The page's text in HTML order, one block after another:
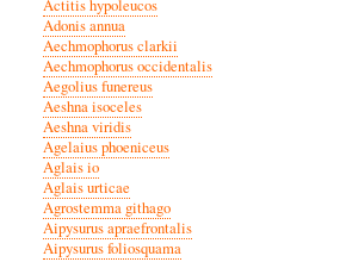
Actitis hypoleucos
Adonis annua
Aechmophorus clarkii
Aechmophorus occidentalis
Aegolius funereus
Aeshna isoceles
Aeshna viridis
Agelaius phoeniceus
Aglais io
Aglais urticae
Agrostemma githago
Aipysurus apraefrontalis
Aipysurus foliosquama